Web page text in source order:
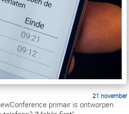
21 november
primair is ontworpen